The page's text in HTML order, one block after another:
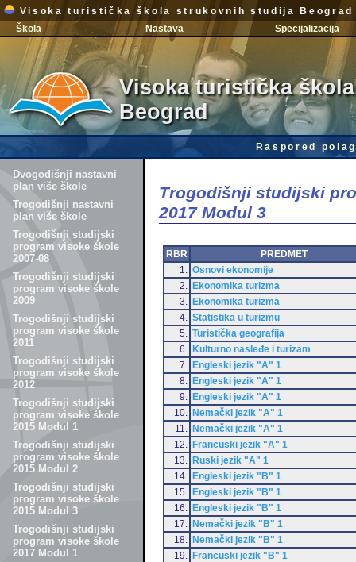
Visoka turistička škola strukovnih studija Beograd
Škola
Nastava Specijalizacija
Visoka turistička
Beograd
Raspored
Dvogodišnji nastavni
plan više škole
Trogodišnji nastavni
plan više škole
Trogodišnji studijski
program visoke škole
2007-08
Trogodišnji studijski
program visoke škole
2009
Trogodišnji studijski
program visoke škole
2011
Trogodišnji studijski
program visoke škole
2012
Trogodišnji studijski
program visoke škole
2015 Modul 1
Trogodišnji studijski
program visoke škole
2015 Modul 2
Trogodišnji studijski
program visoke škole
2015 Modul 3
Trogodišnji studijski
program visoke škole
2017 Modul 1
Trogodišnji studijski
2017 Modul 3
RBR
PREDMET
1.
Osnovi ekonomije
2.
Ekonomika turizma
3.
Ekonomika turizma
4.
Statistika u turizmu
5.
Turistička geografija
6.
Kulturno nasleđe i turizam
7.
Engleski jezik "A" 1
8.
Engleski jezik "A" 1
9.
Engleski jezik "A" 1
10.
Nemački jezik "A" 1
11.
Nemački jezik "A" 1
12.
Francuski jezik "A" 1
13.
Ruski jezik "A" 1
14.
Engleski jezik "B" 1
15.
Engleski jezik "B" 1
16.
Engleski jezik "B" 1
17.
Nemački jezik "B" 1
18.
Nemački jezik "B" 1
19.
Francuski jezik "B" 1